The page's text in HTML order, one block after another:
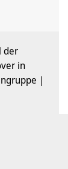
der
in
|